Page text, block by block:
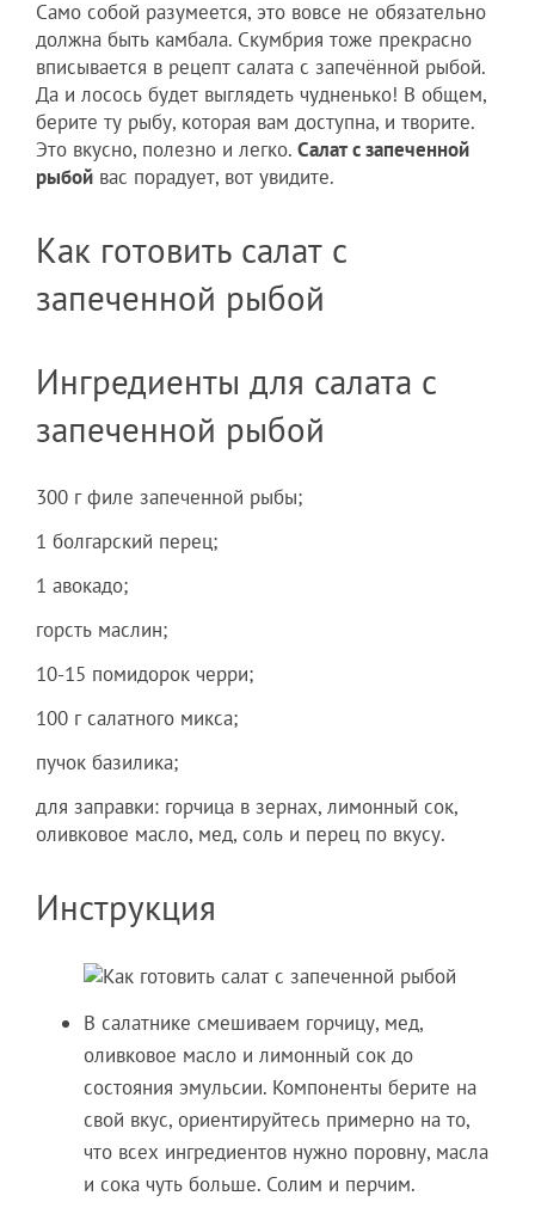
Само собой разумеется, это вовсе не обязательно
должна быть камбала. Скумбрия тоже прекрасно
вписывается в рецепт салата с запечённой рыбой.
Да и лосось будет выглядеть чудненько! В общем,
берите ту рыбу, которая вам доступна, и творите.
Это вкусно, полезно и легко. Салат с запеченной
рыбой вас порадует, вот увидите.
Как готовить салат с
запеченной рыбой
Ингредиенты для салата с
запеченной рыбой
300 г филе запеченной рыбы;
1 болгарский перец;
1 авокадо;
горсть маслин;
10-15 помидорок черри;
100 г салатного микса;
пучок базилика;
для заправки: горчица в зернах, лимонный сок,
оливковое масло, мед, соль и перец по вкусу.
Инструкция
В салатнике смешиваем горчицу, мед,
оливковое масло и лимонный сок до
состояния эмульсии. Компоненты берите на
свой вкус, ориентируйтесь примерно на то,
что всех ингредиентов нужно поровну, масла
и сока чуть больше. Солим и перчим.